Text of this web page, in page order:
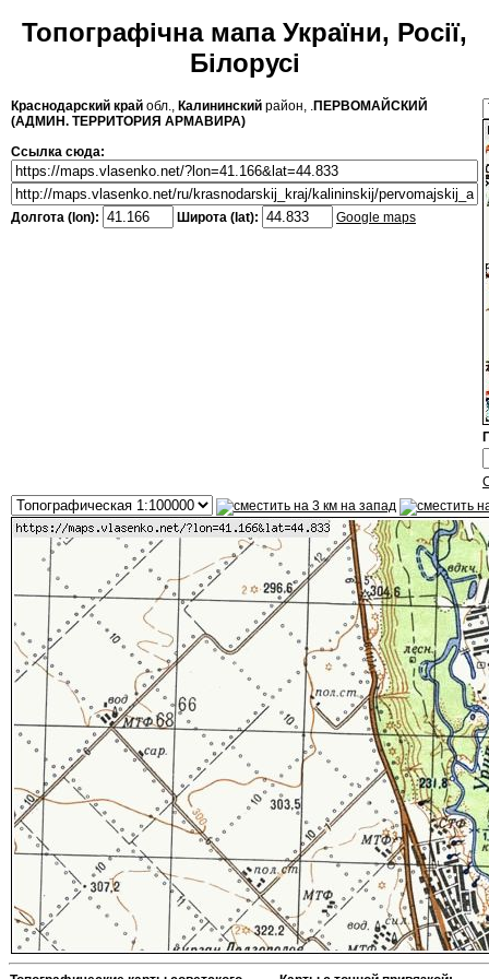
Топографічна мапа України, Росії,
Білорусі
Краснодарский край обл., Калининский район, .ПЕРВОМАЙСКИЙ
(АДМИН. ТЕРРИТОРИЯ АРМАВИРА)
Ссылка сюда:
Долгота (lon): Широта (lat): Google maps